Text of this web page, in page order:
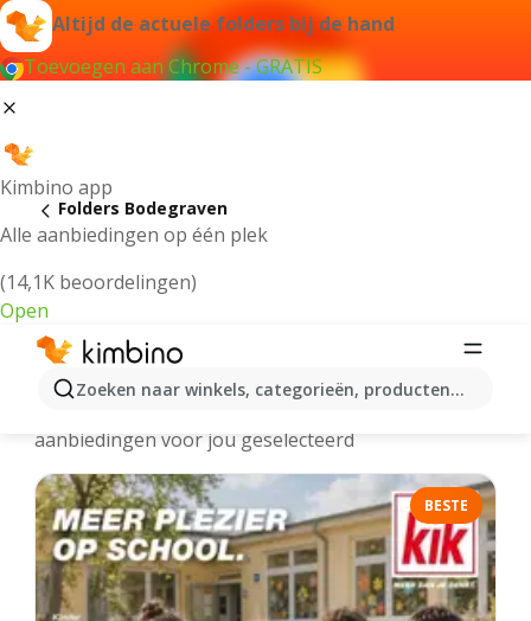
Altijd de actuele folders bij de hand
Toevoegen aan Chrome - GRATIS
Kimbino app
Alle aanbiedingen op één plek
(14,1K beoordelingen)
Open
Zoeken naar winkels, categorieën, producten...
Folders Bodegraven
Bodegraven - Meest recente folders
aanbiedingen voor jou geselecteerd
BESTE